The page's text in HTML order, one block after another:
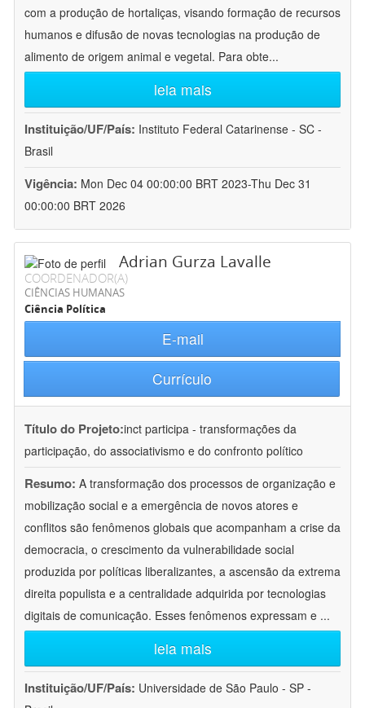
com a produção de hortaliças, visando formação de recursos
humanos e difusão de novas tecnologias na produção de
alimento de origem animal e vegetal. Para obte...
leia mais
Instituição/UF/País: Instituto Federal Catarinense - SC -
Brasil
Vigência: Mon Dec 04 00:00:00 BRT 2023-Thu Dec 31
00:00:00 BRT 2026
Adrian Gurza Lavalle
COORDENADOR(A)
CIÊNCIAS HUMANAS
Ciência Política
E-mail
Currículo
Título do Projeto:inct participa - transformações da
participação, do associativismo e do confronto político
Resumo: A transformação dos processos de organização e
mobilização social e a emergência de novos atores e
conflitos são fenômenos globais que acompanham a crise da
democracia, o crescimento da vulnerabilidade social
produzida por políticas liberalizantes, a ascensão da extrema
direita populista e a centralidade adquirida por tecnologias
digitais de comunicação. Esses fenômenos expressam e ...
leia mais
Instituição/UF/País: Universidade de São Paulo - SP -